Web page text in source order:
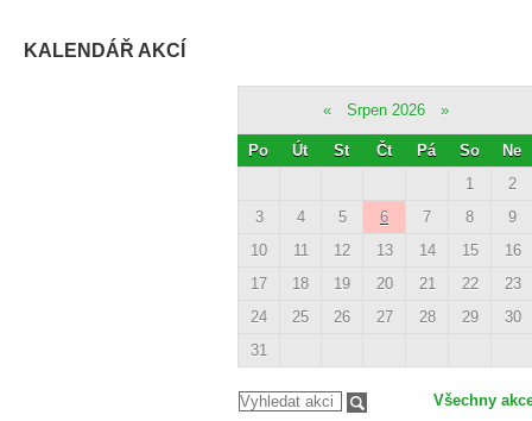
KALENDÁŘ AKCÍ
« Srpen 2026 »
Po Út St Čt Pá So
Ne
1
2
3
4 5 6 7 8
9
10
11 12 13 14 15
16
17
18 19 20 21 22
23
24
25 26 27 28 29
30
31
Všechny